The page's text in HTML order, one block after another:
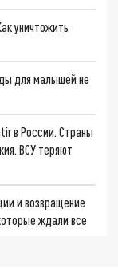
уничтожить
для малышей не
в России. Страны
ВСУ теряют
и возвращение
ждали все